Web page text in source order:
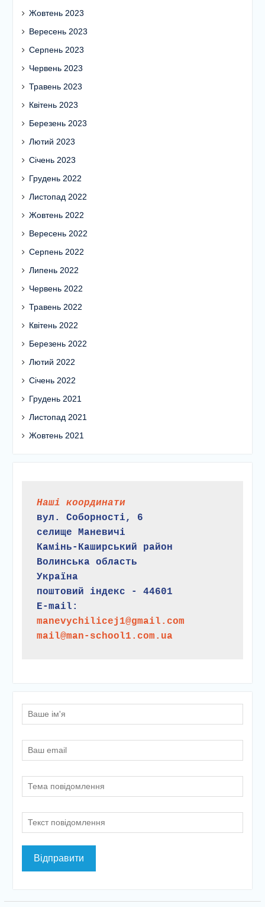
Жовтень 2023
Вересень 2023
Серпень 2023
Червень 2023
Травень 2023
Квітень 2023
Березень 2023
Лютий 2023
Січень 2023
Грудень 2022
Листопад 2022
Жовтень 2022
Вересень 2022
Серпень 2022
Липень 2022
Червень 2022
Травень 2022
Квітень 2022
Березень 2022
Лютий 2022
Січень 2022
Грудень 2021
Листопад 2021
Жовтень 2021
Наші координати
вул. Соборності, 6
селище Маневичі
Камінь-Каширський район
Волинська область
Україна
поштовий індекс - 44601
E-mail:
manevychilicej1@gmail.com
mail@man-school1.com.ua